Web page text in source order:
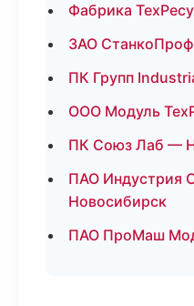
Фабрика
ЗАО
ПК Групп
ООО Модуль
ПК Союз Лаб —
ПАО Индустрия
Новосибирск
ПАО ПроМаш